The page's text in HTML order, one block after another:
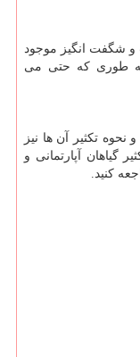
و شگفت انگیز موجود
به طوری که حتی می
تکثیر آن ها نیز
گیاهان آپارتمانی و
کنید.